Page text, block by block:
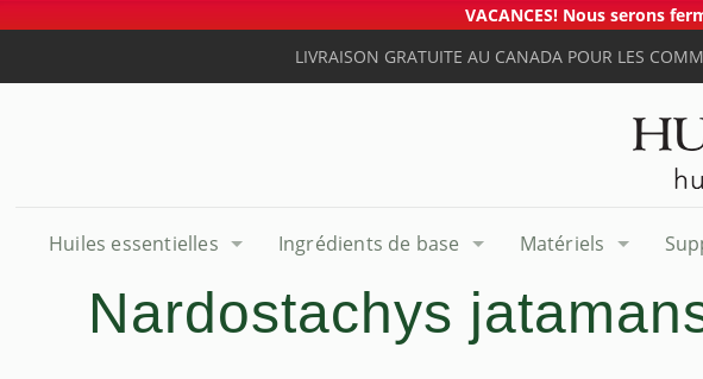
VACANCES! Nous serons
LIVRAISON GRATUITE AU CANADA POUR LES
Huiles essentielles Ingrédients de base Matériels
Nardostachys